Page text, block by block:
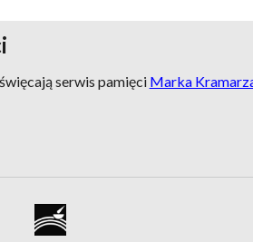
serwis pamięci Marka